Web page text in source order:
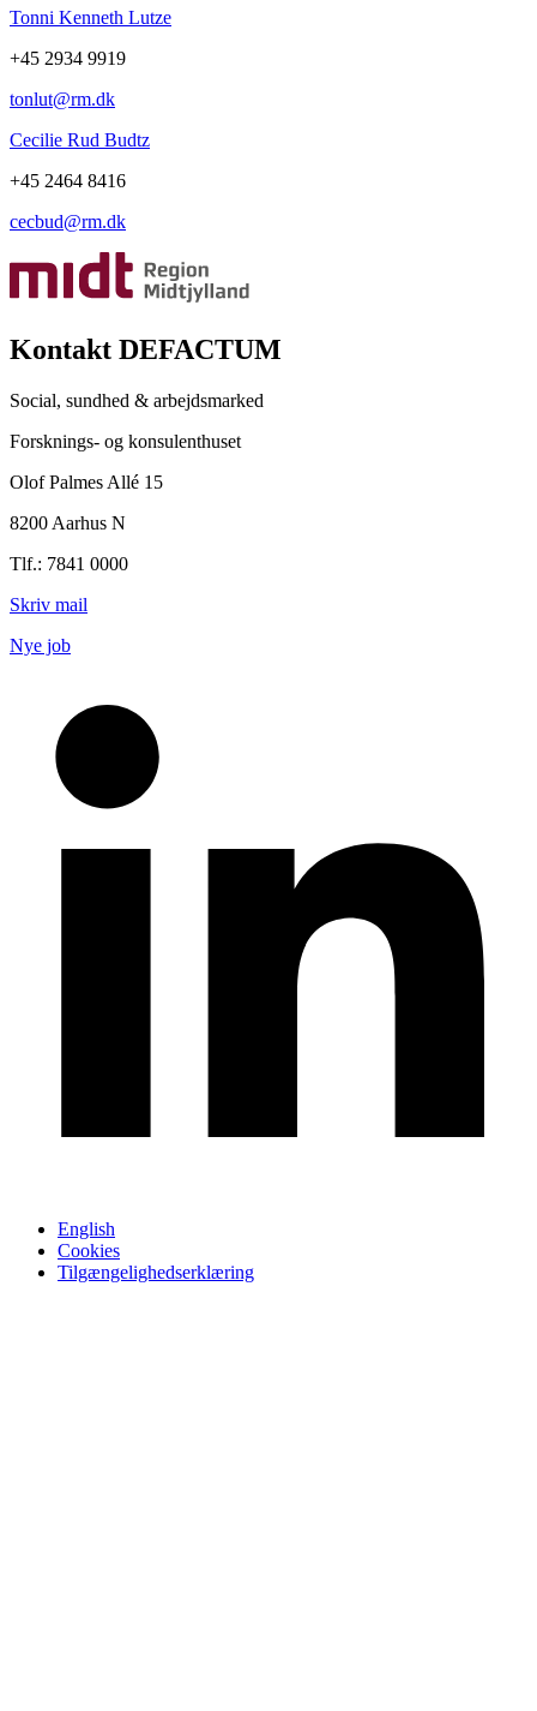
Tonni Kenneth Lutze
+45 2934 9919
tonlut@rm.dk
Cecilie Rud Budtz
+45 2464 8416
cecbud@rm.dk
Kontakt DEFACTUM
Social, sundhed & arbejdsmarked
Forsknings- og konsulenthuset
Olof Palmes Allé 15
8200 Aarhus N
Tlf.: 7841 0000
Skriv mail
Nye job
English
Cookies
Tilgængelighedserklæring